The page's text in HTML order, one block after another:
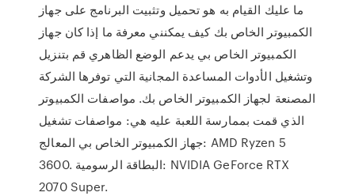
ما عليك القيام به هو تحميل وتثبيت البرنامج على جهاز
الكمبيوتر الخاص بك كيف يمكنني معرفة ما إذا كان جهاز
الكمبيوتر الخاص بي يدعم الوضع الظاهري قم بتنزيل
وتشغيل الأدوات المساعدة المجانية التي توفرها الشركة
المصنعة لجهاز الكمبيوتر الخاص بك. مواصفات الكمبيوتر
الذي قمت بممارسة اللعبة عليه هي: مواصفات تشغيل
جهاز الكمبيوتر الخاص بي المعالج: AMD Ryzen 5
3600. البطاقة الرسومية: NVIDIA GeForce RTX
2070 Super.